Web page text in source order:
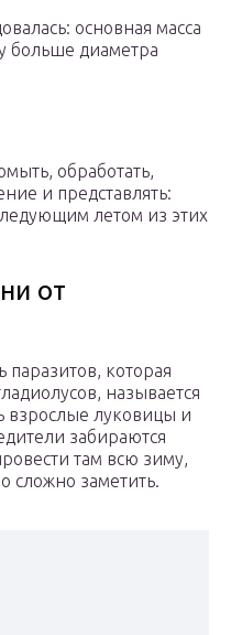
основная масса
больше диаметра
обработать,
и представлять:
летом из этих
от
паразитов, которая
называется
взрослые луковицы и
забираются
там всю зиму,
сложно заметить.